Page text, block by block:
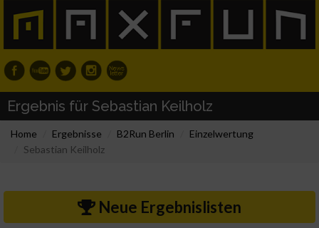
Ergebnis für Sebastian Keilholz
Home Ergebnisse B2Run Berlin
Einzelwertung
Sebastian Keilholz
Neue Ergebnislisten